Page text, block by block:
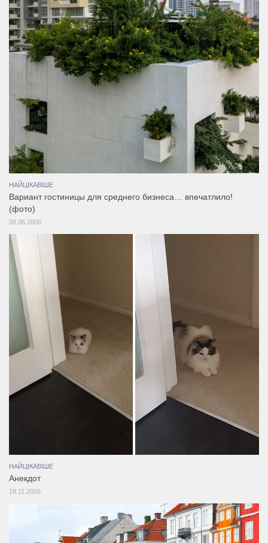
НАЙЦІКАВІШЕ
Вариант гостиницы для среднего бизнеса… впечатлило!
(фото)
08.06.2006
НАЙЦІКАВІШЕ
Анекдот
18.11.2005